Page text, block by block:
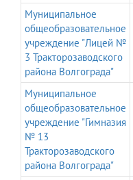
Муниципальное
общеобразовательное
учреждение "Лицей №
3 Тракторозаводского
района Волгограда"
Муниципальное
общеобразовательное
учреждение "Гимназия
№ 13
Тракторозаводского
района Волгограда"